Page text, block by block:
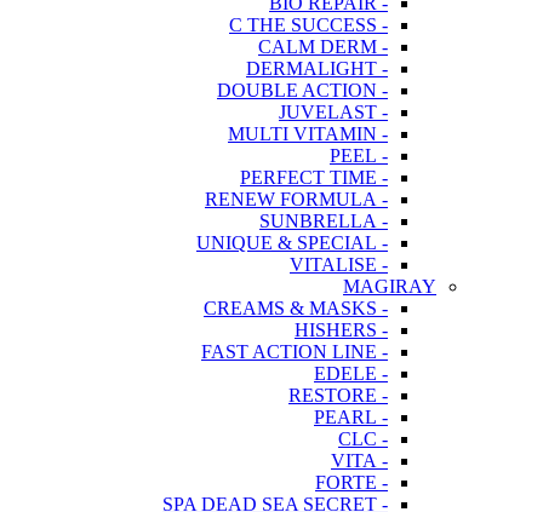
- C THE SUCCESS
- CALM DERM
- DERMALIGHT
- DOUBLE ACTION
- JUVELAST
- MULTI VITAMIN
- PEEL
- PERFECT TIME
- RENEW FORMULA
- SUNBRELLA
- UNIQUE & SPECIAL
- VITALISE
MAGIRAY
- CREAMS & MASKS
- HISHERS
- FAST ACTION LINE
- EDELE
- RESTORE
- PEARL
- CLC
- VITA
- FORTE
- SPA DEAD SEA SECRET